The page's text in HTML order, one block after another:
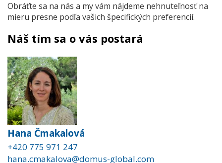
Obráťte sa na nás a my vám nájdeme nehnuteľnosť na
mieru presne podľa vašich špecifických preferencií.
Náš tím sa o vás postará
Hana Čmakalová
+420 775 971 247
hana.cmakalova@domus-global.com